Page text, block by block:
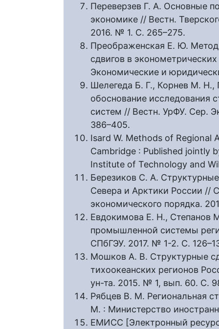
Переверзев Г. А. Основные
экономике // Вестн.
2016. № 1. С. 265–275.
Преображенская Е. Ю.
сдвигов в
Экономические и
Шелегеда Б. Г., Корнев М. Н.,
обоснование исследования
систем // Вестн. УрФУ. Сер.
386–405.
Isard W. Methods of Regional
Cambridge : Published jointly
Institute of Technology and
Березиков С. А.
Севера и Арктики России //
экономического порядка.
Евдокимова Е. Н., Степанов
промышленной системы
СПбГЭУ. 2017. № 1-2. С.
Мошков А. В. Структурные
тихоокеанских регионов
ун-та. 2015. № 1, вып. 60. С.
Рябцев В. М. Региональная
М. : Министерство
ЕМИСС [Электронный